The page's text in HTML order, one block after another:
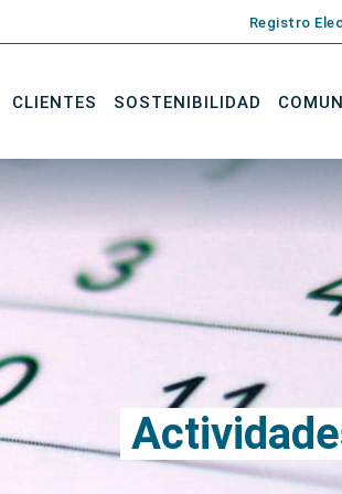
Registro
CLIENTES SOSTENIBILIDAD